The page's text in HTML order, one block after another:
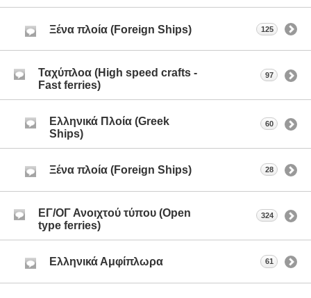
Ξένα πλοία (Foreign Ships) 125
Ταχύπλοα (High speed crafts -
Fast ferries)
97
Ελληνικά Πλοία (Greek
Ships)
60
Ξένα πλοία (Foreign Ships) 28
ΕΓ/ΟΓ Ανοιχτού τύπου (Open
type ferries)
324
Ελληνικά Αμφίπλωρα 61